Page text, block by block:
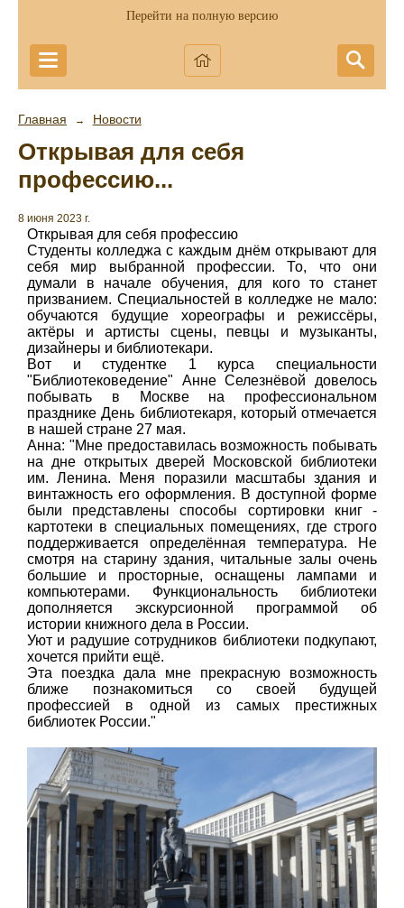
Перейти на полную версию
Главная → Новости
Открывая для себя
профессию...
8 июня 2023 г.
Открывая для себя профессию
Студенты колледжа с каждым днём открывают для
себя мир выбранной профессии. То, что они
думали в начале обучения, для кого то станет
призванием. Специальностей в колледже не мало:
обучаются будущие хореографы и режиссёры,
актёры и артисты сцены, певцы и музыканты,
дизайнеры и библиотекари.
Вот и студентке 1 курса специальности
"Библиотековедение" Анне Селезнёвой довелось
побывать в Москве на профессиональном
празднике День библиотекаря, который отмечается
в нашей стране 27 мая.
Анна: "Мне предоставилась возможность побывать
на дне открытых дверей Московской библиотеки
им. Ленина. Меня поразили масштабы здания и
винтажность его оформления. В доступной форме
были представлены способы сортировки книг -
картотеки в специальных помещениях, где строго
поддерживается определённая температура. Не
смотря на старину здания, читальные залы очень
большие и просторные, оснащены лампами и
компьютерами. Функциональность библиотеки
дополняется экскурсионной программой об
истории книжного дела в России.
Уют и радушие сотрудников библиотеки подкупают,
хочется прийти ещё.
Эта поездка дала мне прекрасную возможность
ближе познакомиться со своей будущей
профессией в одной из самых престижных
библиотек России."